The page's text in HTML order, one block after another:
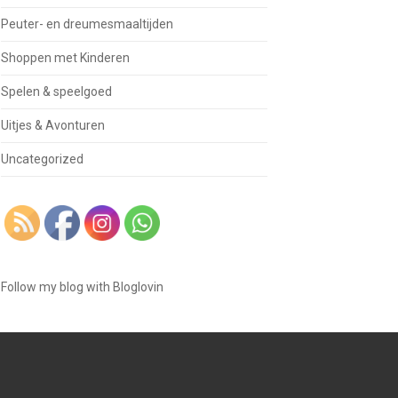
Peuter- en dreumesmaaltijden
Shoppen met Kinderen
Spelen & speelgoed
Uitjes & Avonturen
Uncategorized
Follow my blog with Bloglovin